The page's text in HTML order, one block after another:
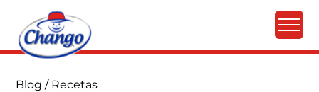
Blog/ Recetas